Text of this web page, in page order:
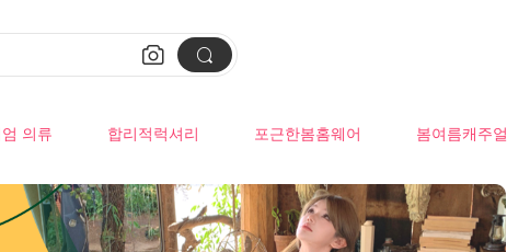
 
의류 합리적럭셔리 포근한봄홈웨어 봄여름캐주얼